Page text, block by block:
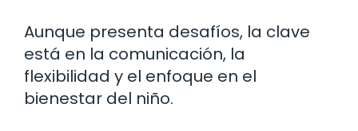
Aunque presenta desafíos, la clave
está en la comunicación, la
flexibilidad y el enfoque en el
bienestar del niño.